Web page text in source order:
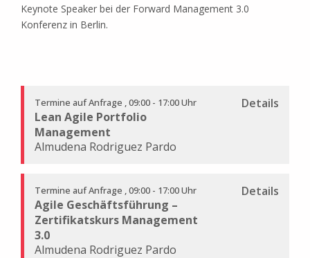
Keynote Speaker bei der Forward Management 3.0
Konferenz in Berlin.
Termine auf Anfrage 09:00 - 17:00 Uhr
Lean Agile Portfolio
Management
Almudena Rodriguez Pardo
Details
Termine auf Anfrage 09:00 - 17:00 Uhr
Agile Geschäftsführung –
Zertifikatskurs Management
3.0
Almudena Rodriguez Pardo
Details